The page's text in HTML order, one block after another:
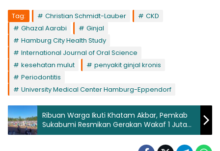
Tag: Christian Schmidt-Lauber
CKD
Ghazal Aarabi
Ginjal
Hamburg City Health Study
International Journal of Oral Science
kesehatan mulut
penyakit ginjal kronis
Periodontitis
University Medical Center Hamburg-Eppendorf
Ribuan Warga Ikuti Khatam Akbar, Pemkab
Sukabumi Resmikan Gerakan Wakaf 1 Juta
Al-Qur’an